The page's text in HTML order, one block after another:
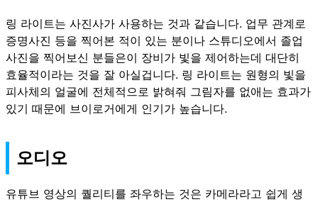
링 라이트는 사진사가 사용하는 것과 같습니다. 업무 관계로
증명사진 등을 찍어본 적이 있는 분이나 스튜디오에서 졸업
사진을 찍어보신 분들은이 장비가 빛을 제어하는데 대단히
효율적이라는 것을 잘 아실겁니다. 링 라이트는 원형의 빛을
피사체의 얼굴에 전체적으로 밝혀줘 그림자를 없애는 효과가
있기 때문에 브이로거에게 인기가 높습니다.
오디오
유튜브 영상의 퀄리티를 좌우하는 것은 카메라라고 쉽게 생